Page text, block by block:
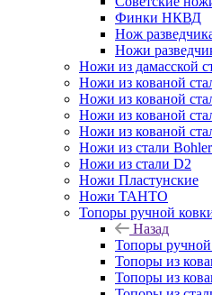
Финки НКВД
Нож
Ножи
Ножи из дамасской
Ножи из кованой
Ножи из кованой
Ножи из кованой
Ножи из кованой
Ножи из стали
Ножи из стали D2
Ножи Пластунские
Ножи ТАНТО
Топоры ручной
Назад
Топоры ручной
Топоры из
Топоры из